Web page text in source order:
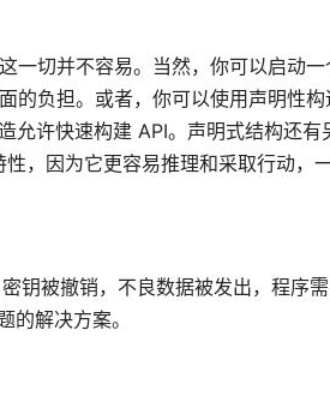
切并不容易。当然，你可以启动一
的负担。或者，你可以使用声明性
许快速构建 API。声明式结构还有
，因为它更容易推理和采取行动，
钥被撤销，不良数据被发出，程序需
解决方案。